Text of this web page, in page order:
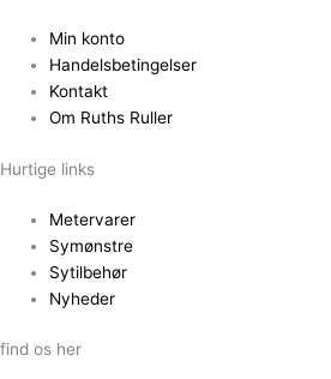
Min konto
Handelsbetingelser
Kontakt
Om Ruths Ruller
Hurtige links
Metervarer
Symønstre
Sytilbehør
Nyheder
find os her